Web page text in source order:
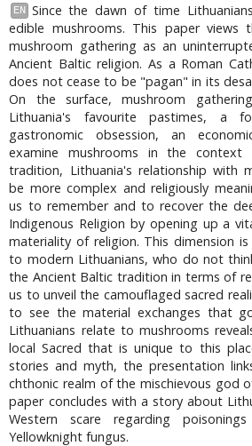
EN
Since the dawn of time
edible mushrooms. This paper views
mushroom gathering as an
Ancient Baltic religion. As a Roman
does not cease to be "pagan" in its
On the surface, mushroom
Lithuania's favourite pastimes, a
gastronomic obsession, an
examine mushrooms in the
tradition, Lithuania's relationship with
be more complex and religiously
us to remember and to recover the
Indigenous Religion by opening up a
materiality of religion. This dimension
to modern Lithuanians, who do not
the Ancient Baltic tradition in terms of
us to unveil the camouflaged sacred
to see the material exchanges that
Lithuanians relate to mushrooms
local Sacred that is unique to this
stories and myth, the presentation
chthonic realm of the mischievous god
paper concludes with a story about
Western scare regarding
Yellowknight fungus.